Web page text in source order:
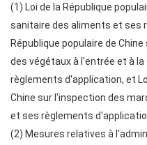
(1) Loi de la République
sanitaire des aliments et ses
République populaire de
des végétaux à l'entrée et à
règlements d'application, et
Chine sur l'inspection des
et ses règlements
(2) Mesures relatives à